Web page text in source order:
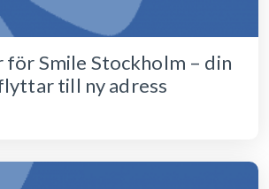
för Smile Stockholm – din
till ny adress